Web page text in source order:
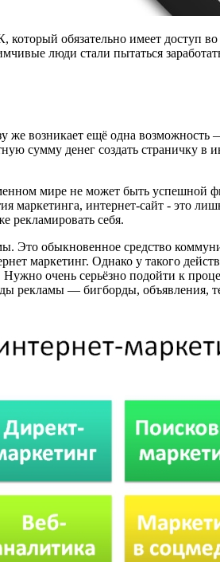
обязательно имеет доступ
люди стали пытаться
возникает ещё одна
сумму денег создать страничку
мире не может быть успешной
маркетинга, интернет-сайт - это
рекламировать себя.
Это обыкновенное средство
маркетинг. Однако у такого
Нужно очень серьёзно подойти к
рекламы — бигборды, объявления,